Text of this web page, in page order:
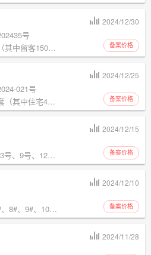
2024/12/30
备案价格
号
金鹏澜瑾园168套（其中留客150套、店面16间、杂间2间）
2024/12/25
备案价格
021号
中海天樾楼盘524套（其中住宅496套、商铺28套）
2024/12/15
备案价格
中海学府壹号楼盘3号、9号、12号楼158套住宅
2024/12/10
备案价格
三江汇雲嵿3#、5#、8#、9#、10#、11#、12#号楼260套住宅
2024/11/28